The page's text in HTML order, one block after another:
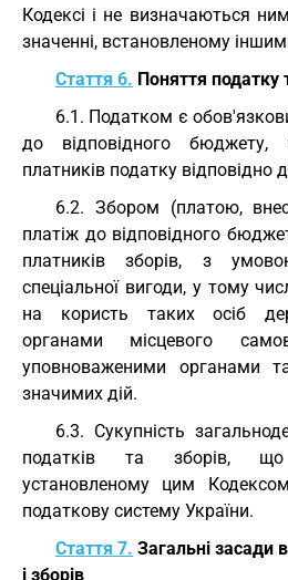
Кодексі і не визначаються
значенні, встановленому
Стаття 6. Поняття податку
6.1. Податком є
до відповідного
платників податку відповідно
6.2. Збором (платою,
платіж до відповідного
платників зборів, з
спеціальної вигоди, у тому
на користь таких осіб
органами місцевого
уповноваженими органами
значимих дій.
6.3. Сукупність
податків та зборів,
установленому цим
податкову систему України.
Стаття 7. Загальні засади
і зборів